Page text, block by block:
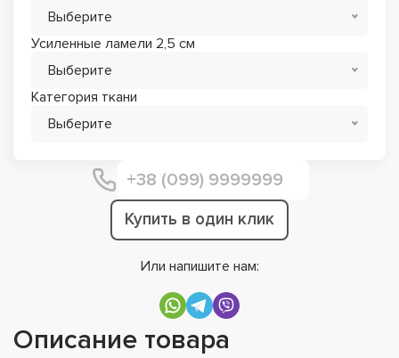
Выберите
Усиленные ламели 2,5 см
Выберите
Категория ткани
Выберите
Купить в один клик
Или напишите нам:
Описание товара